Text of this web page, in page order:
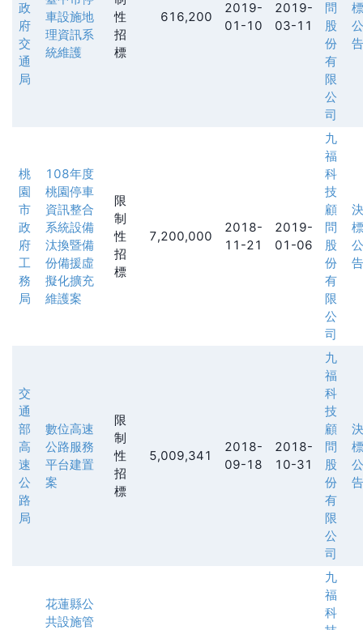
政
府
交
通
局
車設施地
理資訊系
統維護
性
招
標
616,200
2019-
01-10
2019-
03-11
問
股
份
有
限
公
司
標
公
告
桃
園
市
政
府
工
務
局
108年度
桃園停車
資訊整合
系統設備
汰換暨備
份備援虛
擬化擴充
維護案
限
制
性
招
標
7,200,000
2018-
11-21
2019-
01-06
九
福
科
技
顧
問
股
份
有
限
公
司
決
標
公
告
交
通
部
高
速
公
路
局
數位高速
公路服務
平台建置
案
限
制
性
招
標
5,009,341
2018-
09-18
2018-
10-31
九
福
科
技
顧
問
股
份
有
限
公
司
決
標
公
告
花蓮縣公
共設施管
九
福
科